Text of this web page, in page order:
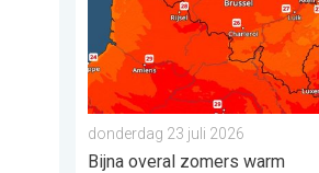
donderdag 23 juli 2026
Bijna overal zomers warm